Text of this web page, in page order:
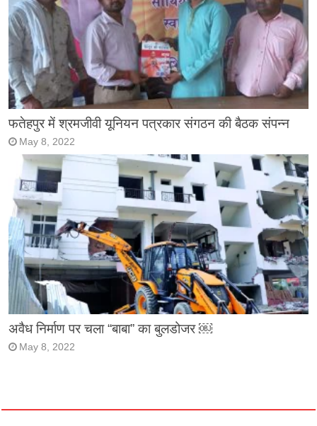
फतेहपुर में श्रमजीवी यूनियन पत्रकार संगठन की बैठक संपन्न
May 8, 2022
अवैध निर्माण पर चला “बाबा” का बुलडोजर ￼
May 8, 2022